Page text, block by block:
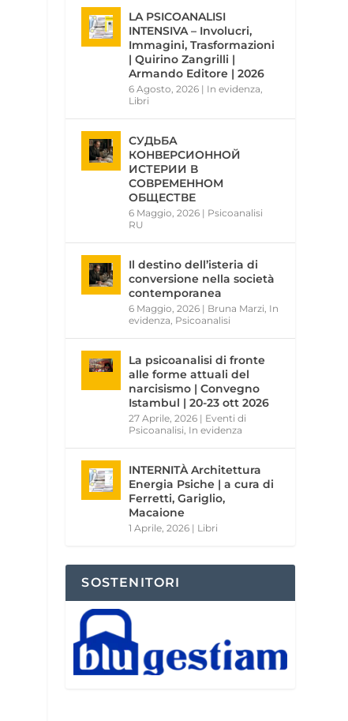
LA PSICOANALISI
INTENSIVA – Involucri,
Immagini, Trasformazioni
| Quirino Zangrilli |
Armando Editore | 2026
6 Agosto, 2026 | In evidenza
Libri
СУДЬБА
КОНВЕРСИОННОЙ
ИСТЕРИИ В
СОВРЕМЕННОМ
ОБЩЕСТВЕ
6 Maggio, 2026 | Psicoanalisi
RU
Il destino dell’isteria di
conversione nella società
contemporanea
6 Maggio, 2026 | Bruna Marzi In
evidenza Psicoanalisi
La psicoanalisi di fronte
alle forme attuali del
narcisismo | Convegno
Istambul | 20-23 ott 2026
27 Aprile, 2026 | Eventi di
Psicoanalisi In evidenza
INTERNITÀ Architettura
Energia Psiche | a cura di
Ferretti, Gariglio,
Macaione
1 Aprile, 2026 | Libri
SOSTENITORI